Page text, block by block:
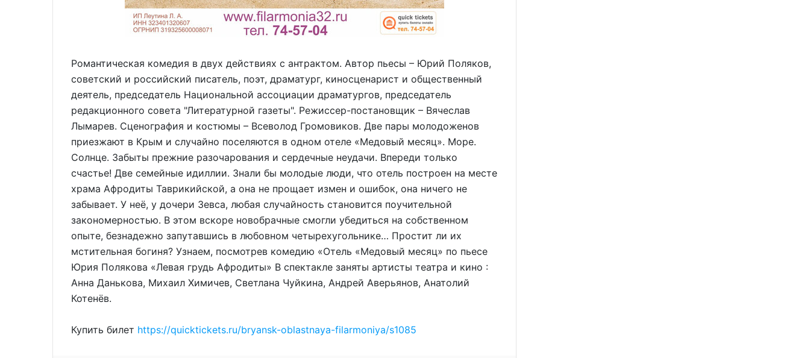
Романтическая комедия в двух действиях с антрактом. Автор пьесы – Юрий Поляков,
советский и российский писатель, поэт, драматург, киносценарист и общественный
деятель, председатель Национальной ассоциации драматургов, председатель
редакционного совета "Литературной газеты". Режиссер-постановщик – Вячеслав
Лымарев. Сценография и костюмы – Всеволод Громовиков. Две пары молодоженов
приезжают в Крым и случайно поселяются в одном отеле «Медовый месяц». Море.
Солнце. Забыты прежние разочарования и сердечные неудачи. Впереди только
счастье! Две семейные идиллии. Знали бы молодые люди, что отель построен на месте
храма Афродиты Таврикийской, а она не прощает измен и ошибок, она ничего не
забывает. У неё, у дочери Зевса, любая случайность становится поучительной
закономерностью. В этом вскоре новобрачные смогли убедиться на собственном
опыте, безнадежно запутавшись в любовном четырехугольнике… Простит ли их
мстительная богиня? Узнаем, посмотрев комедию «Отель «Медовый месяц» по пьесе
Юрия Полякова «Левая грудь Афродиты» В спектакле заняты артисты театра и кино :
Анна Данькова, Михаил Химичев, Светлана Чуйкина, Андрей Аверьянов, Анатолий
Котенёв.
Купить билет https://quicktickets.ru/bryansk-oblastnaya-filarmoniya/s1085